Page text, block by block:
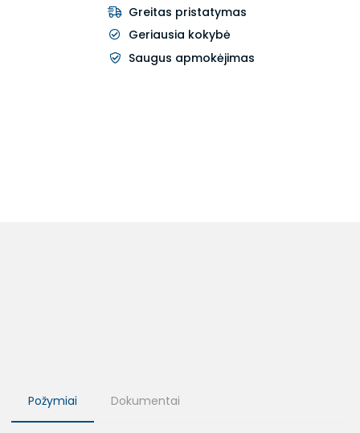
Greitas pristatymas
Geriausia kokybė
Saugus apmokėjimas
Požymiai Dokumentai